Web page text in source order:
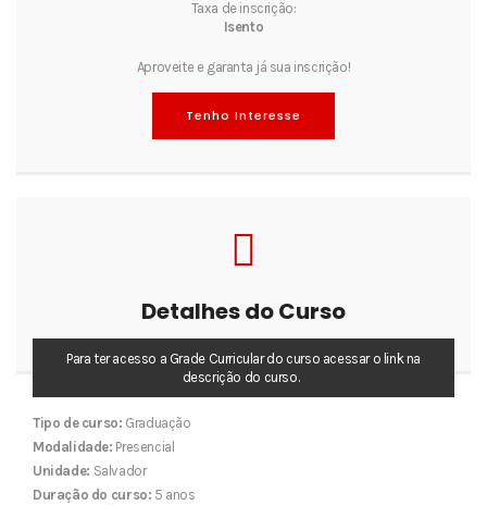
Taxa de inscrição:
Isento
Aproveite e garanta já sua inscrição!
Tenho Interesse
Detalhes do Curso
Para ter acesso a Grade Curricular do curso acessar o link na
descrição do curso.
Tipo de curso: Graduação
Modalidade: Presencial
Unidade: Salvador
Duração do curso: 5 anos